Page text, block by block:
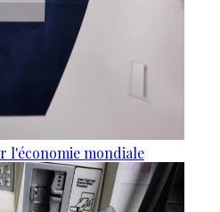
l'économie mondiale